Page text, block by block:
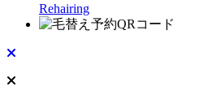
Rehairing